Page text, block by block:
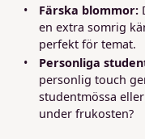
Färska blommor:
en extra somrig
perfekt för temat.
Personliga
personlig touch
studentmössa
under frukosten?